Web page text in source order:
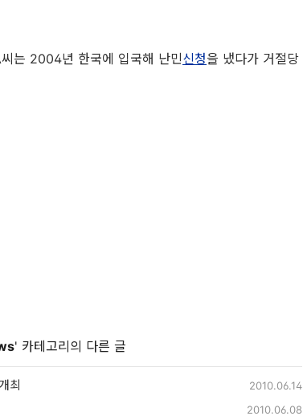
는 2004년 한국에 입국해 난민신청을 냈다가 거절당
' 카테고리의 다른 글
최 2010.06.14
2010.06.08